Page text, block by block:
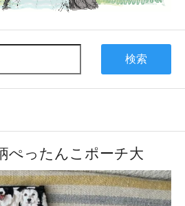
検索
ぺったんこポーチ大